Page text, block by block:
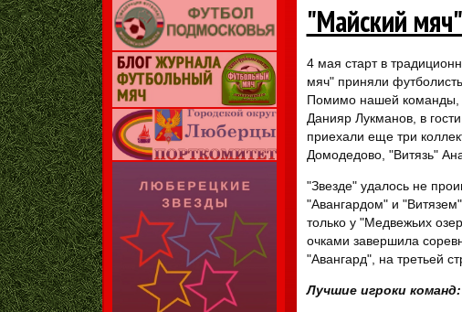
"Майский
4 мая старт в
мяч" приняли
Помимо нашей команды,
Данияр Лукманов, в
приехали еще три
Домодедово, "Витязь"
"Звезде" удалось не
"Авангардом" и
только у "Медвежьих
очками завершила
"Авангард", на третьей
Лучшие игроки команд: